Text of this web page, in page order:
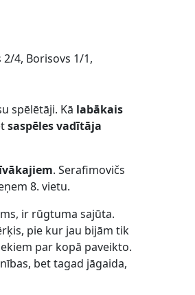
4, Borisovs 1/1,
spēlētāji. Kā labākais
saspēles vadītāja
. Serafimovičs
8. vietu.
ir rūgtuma sajūta.
pie kur jau bijām tik
par kopā paveikto.
bet tagad jāgaida,